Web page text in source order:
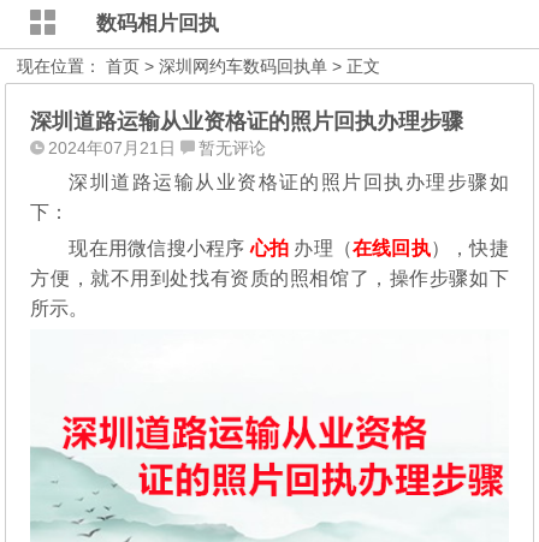
数码相片回执
现在位置：首页 >深圳网约车数码回执单 > 正文
深圳道路运输从业资格证的照片回执办理步骤
2024年07月21日 暂无评论
深圳道路运输从业资格证的照片回执办理步骤如
下：
现在用微信搜小程序心拍 办理（在线回执），快捷
方便，就不用到处找有资质的照相馆了，操作步骤如下
所示。